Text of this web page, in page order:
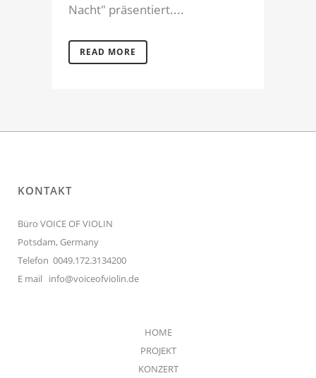
Nacht" präsentiert....
READ MORE
KONTAKT
Büro VOICE OF VIOLIN
Potsdam, Germany
Telefon 0049.172.3134200
E mail info@voiceofviolin.de
HOME
PROJEKT
KONZERT